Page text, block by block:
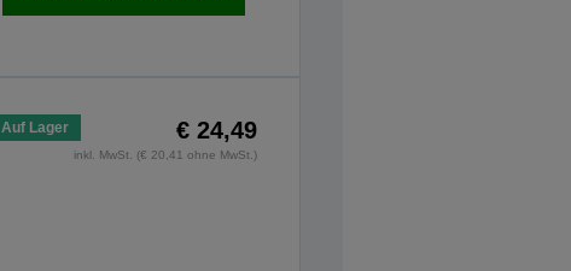
Auf Lager € 24,49
inkl. MwSt. (€ 20,41 ohne MwSt.)